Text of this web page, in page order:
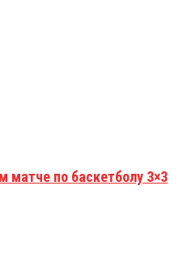
матче по баскетболу 3×3